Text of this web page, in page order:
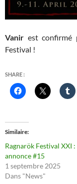
Vanir est confirmé
Festival !
SHARE :
Similaire
Ragnarök Festival XXI :
annonce #15
1 septembre 2025
Dans "News"